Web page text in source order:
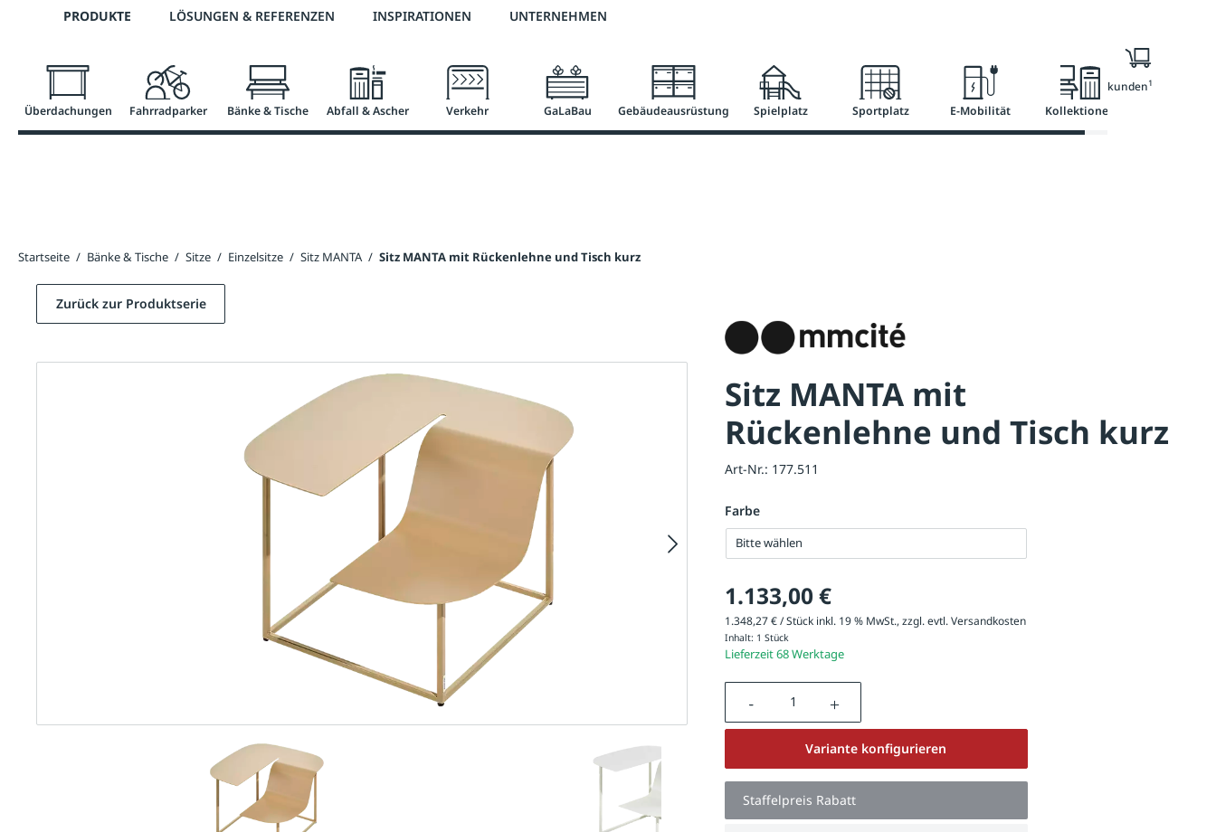
Zur Hauptnavigation springen
Telefon: 0800 / 100 49 02 2 % Vorkassen-Skonto versandkostenfrei ab 50 €
PRODUKTE LÖSUNGEN & REFERENZEN INSPIRATIONEN UNTERNEHMEN
Überdachungen Fahrradparker Bänke & Tische Abfall & Ascher Verkehr GaLaBau Gebäudeausrüstung Spielplatz Sportplatz E-Mobilität Kollektionen
Nur für Geschäftskunden1
Startseite / Bänke & Tische / Sitze / Einzelsitze / Sitz MANTA / Sitz MANTA mit Rückenlehne und Tisch kurz
Sitz MANTA mit
Rückenlehne und Tisch kurz
Art-Nr.: 177.511
Farbe
Bitte wählen
1.133,00 €
1.348,27 € / Stück inkl. 19 % MwSt., zzgl. evtl.Versandkosten
Inhalt: 1 Stück
Lieferzeit 68 Werktage
Produkt Anzahl: Gib den gewünschten Wert ein oder
Variante konfigurieren
Staffelpreis Rabatt
Zurück zur Produktserie